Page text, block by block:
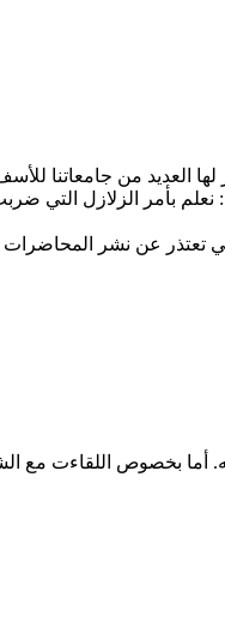
العديد من جامعاتنا
بأمر الزلازل التي
تعتذر عن نشر المحاضرات
أما بخصوص اللقاءت مع